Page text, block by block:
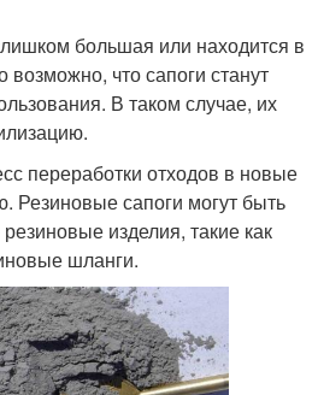
большая или находится в
что сапоги станут
В таком случае, их
переработки отходов в новые
Резиновые сапоги могут быть
изделия, такие как
шланги.